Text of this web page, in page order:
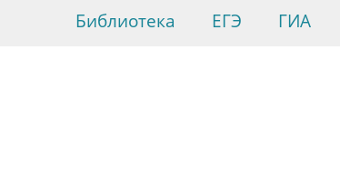
Библиотека ЕГЭ ГИА